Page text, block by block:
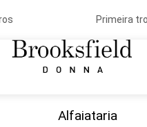
Primeira
Alfaiataria